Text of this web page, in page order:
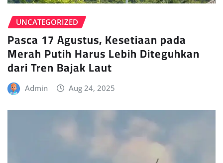
UNCATEGORIZED
Pasca 17 Agustus, Kesetiaan pada
Merah Putih Harus Lebih Diteguhkan
dari Tren Bajak Laut
Admin Aug 24, 2025